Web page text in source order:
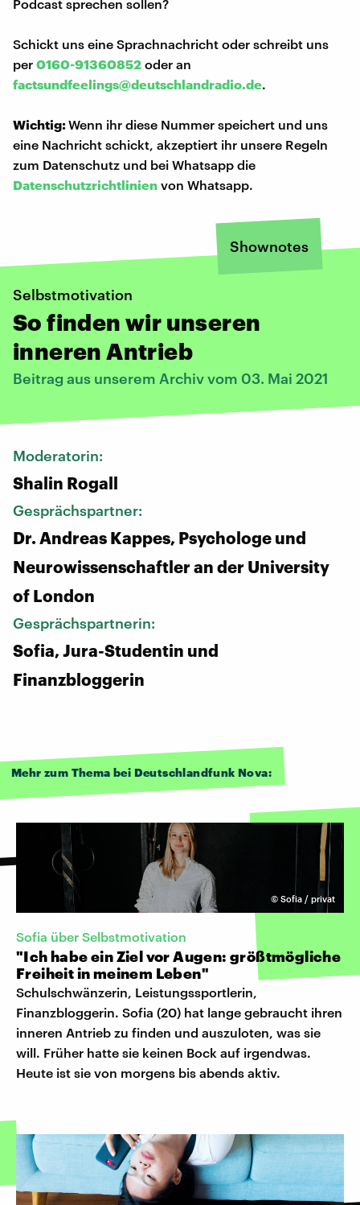
Podcast sprechen sollen?
Schickt uns eine Sprachnachricht oder schreibt uns
per 0160-91360852 oder an
factsundfeelings@deutschlandradio.de.
Wichtig:Wenn ihr diese Nummer speichert und uns
eine Nachricht schickt, akzeptiert ihr unsere Regeln
zum Datenschutz und bei Whatsapp die
Datenschutzrichtlinien von Whatsapp.
Shownotes
Selbstmotivation
So finden wir unseren
inneren Antrieb
Beitrag aus unserem Archiv vom 03. Mai 2021
Moderatorin:
Shalin Rogall
Gesprächspartner:
Dr. Andreas Kappes, Psychologe und
Neurowissenschaftler an der University
of London
Gesprächspartnerin:
Sofia, Jura-Studentin und
Finanzbloggerin
Mehr zum Thema bei Deutschlandfunk Nova:
© Sofia / privat
Sofia über Selbstmotivation
"Ich habe ein Ziel vor Augen: größtmögliche
Freiheit in meinem Leben"
Schulschwänzerin, Leistungssportlerin,
Finanzbloggerin. Sofia (20) hat lange gebraucht ihren
inneren Antrieb zu finden und auszuloten, was sie
will. Früher hatte sie keinen Bock auf irgendwas.
Heute ist sie von morgens bis abends aktiv.